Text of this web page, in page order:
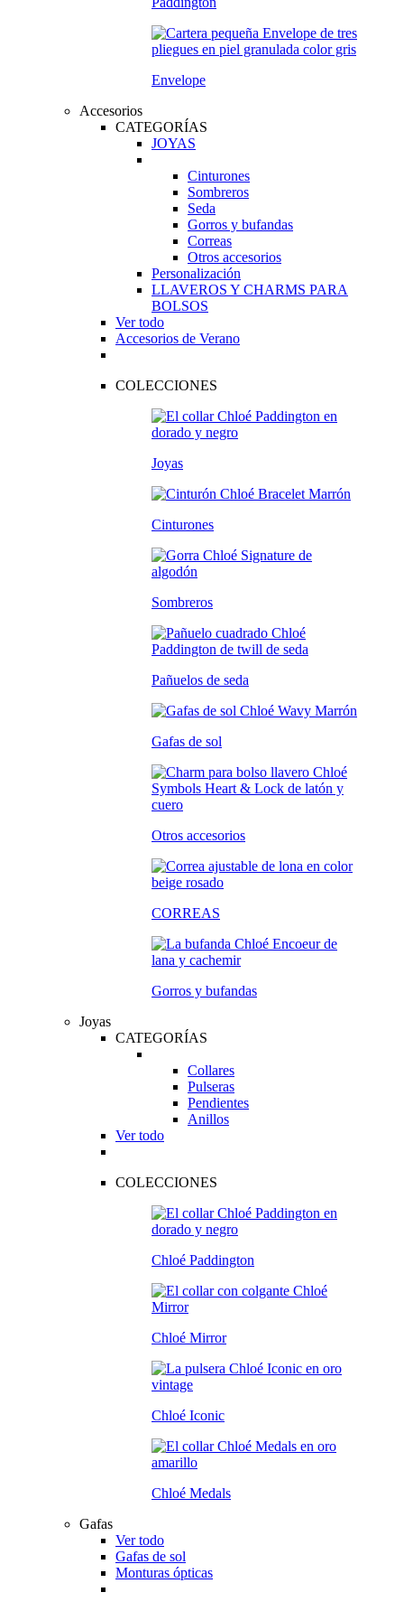
Envelope
Accesorios
CATEGORÍAS
JOYAS
Cinturones
Sombreros
Seda
Gorros y bufandas
Correas
Otros accesorios
Personalización
LLAVEROS Y CHARMS PARA
BOLSOS
Ver todo
Accesorios de Verano
COLECCIONES
Joyas
Cinturones
Sombreros
Pañuelos de seda
Gafas de sol
Otros accesorios
CORREAS
Gorros y bufandas
Joyas
CATEGORÍAS
Collares
Pulseras
Pendientes
Anillos
Ver todo
COLECCIONES
Chloé Paddington
Chloé Mirror
Chloé Iconic
Chloé Medals
Gafas
Ver todo
Gafas de sol
Monturas ópticas